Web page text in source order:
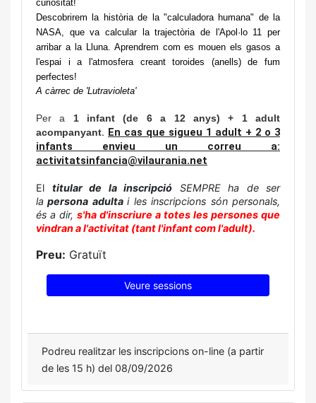
curiositat!
Descobrirem la història de la "calculadora humana" de la
NASA, que va calcular la trajectòria de l'Apol·lo 11 per
arribar a la Lluna. Aprendrem com es mouen els gasos a
l'espai i a l'atmosfera creant toroides (anells) de fum
perfectes!
A càrrec de 'Lutravioleta'
Per a 1 infant (de 6 a 12 anys) + 1 adult
acompanyant. En cas que sigueu 1 adult + 2 o 3
infants envieu un correu a:
activitatsinfancia@vilaurania.net
El titular de la inscripció SEMPRE ha de ser
la persona adulta i les inscripcions són personals,
és a dir, s'ha d'inscriure a totes les persones que
vindran a l'activitat (tant l'infant com l'adult).
Preu: Gratuït
Veure sessions
Podreu realitzar les inscripcions on-line (a partir
de les 15 h) del 08/09/2026